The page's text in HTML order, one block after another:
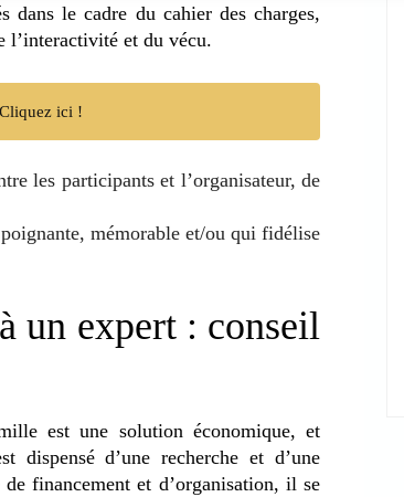
dans le cadre du cahier des charges,
l’interactivité et du vécu.
ici !
les participants et l’organisateur, de
mémorable et/ou qui fidélise
un expert : conseil
est une solution économique, et
dispensé d’une recherche et d’une
financement et d’organisation, il se